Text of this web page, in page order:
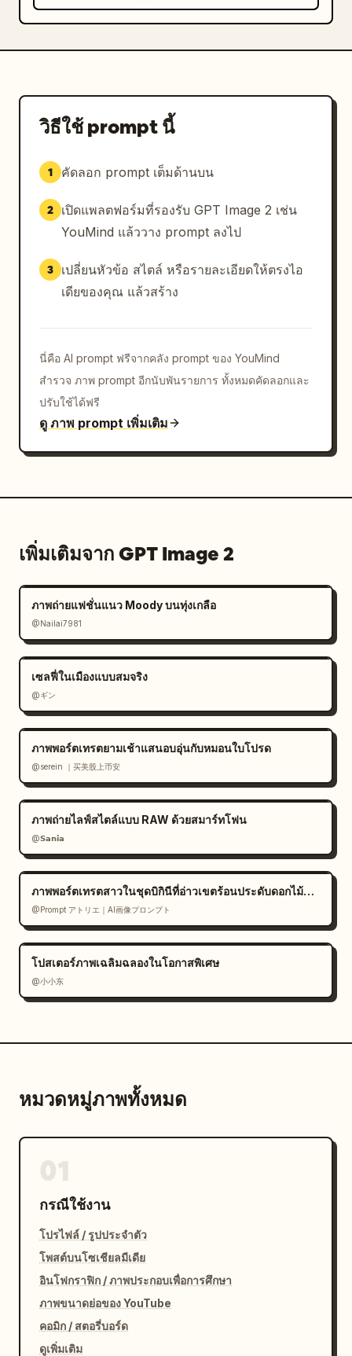
วิธีใช้ prompt นี้
1 คัดลอก prompt เต็มด้านบน
2
เปิดแพลตฟอร์มที่รองรับ GPT Image 2 เช่น
YouMind แล้ววาง prompt ลงไป
3
เปลี่ยนหัวข้อ สไตล์ หรือรายละเอียดให้ตรงไอ
เดียของคุณ แล้วสร้าง
นี่คือ AI prompt ฟรีจากคลัง prompt ของ YouMind
สำรวจ ภาพ prompt อีกนับพันรายการ ทั้งหมดคัดลอกและ
ปรับใช้ได้ฟรี
ดู ภาพ prompt เพิ่มเติม
เพิ่มเติมจาก GPT Image 2
ภาพถ่ายแฟชั่นแนว Moody บนทุ่งเกลือ
@Nailai7981
เซลฟี่ในเมืองแบบสมจริง
@ギン
ภาพพอร์ตเทรตยามเช้าแสนอบอุ่นกับหมอนใบโปรด
@serein ｜买美股上币安
ภาพถ่ายไลฟ์สไตล์แบบ RAW ด้วยสมาร์ทโฟน
@𝗦𝗮𝗻𝗶𝗮
ภาพพอร์ตเทรตสาวในชุดบิกินีที่อ่าวเขตร้อนประดับดอกไม้สีขาว
@Prompt アトリエ｜AI画像プロンプト
โปสเตอร์ภาพเฉลิมฉลองในโอกาสพิเศษ
@小小东
หมวดหมู่ภาพทั้งหมด
กรณีใช้งาน
โปรไฟล์ / รูปประจำตัว
โพสต์บนโซเชียลมีเดีย
อินโฟกราฟิก / ภาพประกอบเพื่อการศึกษา
ภาพขนาดย่อของ YouTube
คอมิก / สตอรี่บอร์ด
ดูเพิ่มเติม